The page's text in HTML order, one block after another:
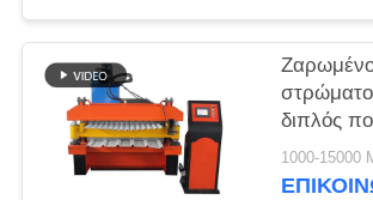
διπλός
πλήρη
1000-15000